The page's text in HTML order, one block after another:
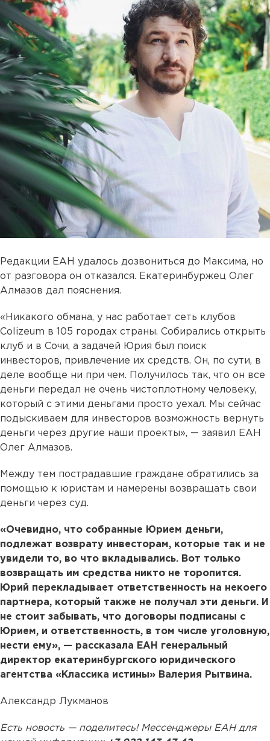
Редакции ЕАН удалось дозвониться до Максима, но
от разговора он отказался. Екатеринбуржец Олег
Алмазов дал пояснения.
«Никакого обмана, у нас работает сеть клубов
Colizeum в 105 городах страны. Собирались открыть
клуб и в Сочи, а задачей Юрия был поиск
инвесторов, привлечение их средств. Он, по сути, в
деле вообще ни при чем. Получилось так, что он все
деньги передал не очень чистоплотному человеку,
который с этими деньгами просто уехал. Мы сейчас
подыскиваем для инвесторов возможность вернуть
деньги через другие наши проекты», — заявил ЕАН
Олег Алмазов.
Между тем пострадавшие граждане обратились за
помощью к юристам и намерены возвращать свои
деньги через суд.
«Очевидно, что собранные Юрием деньги,
подлежат возврату инвесторам, которые так и не
увидели то, во что вкладывались. Вот только
возвращать им средства никто не торопится.
Юрий перекладывает ответственность на некоего
партнера, который также не получал эти деньги. И
не стоит забывать, что договоры подписаны с
Юрием, и ответственность, в том числе уголовную,
нести ему», — рассказала ЕАН генеральный
директор екатеринбургского юридического
агентства «Классика истины» Валерия Рытвина.
Александр Лукманов
Есть новость — поделитесь! Мессенджеры ЕАН для